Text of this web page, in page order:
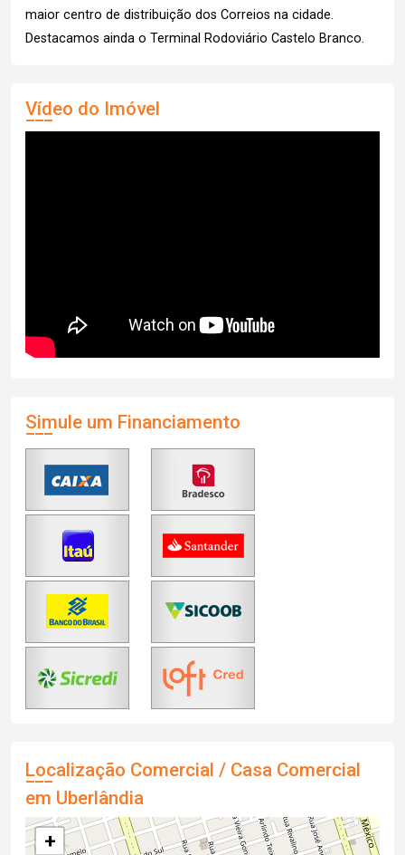
maior centro de distribuição dos Correios na cidade.
Destacamos ainda o Terminal Rodoviário Castelo Branco.
Vídeo do Imóvel
Simule um Financiamento
Localização Comercial / Casa Comercial
em Uberlândia
+